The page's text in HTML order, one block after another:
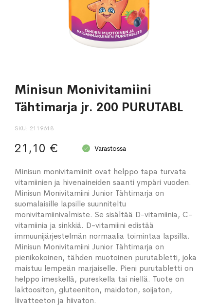
Minisun Monivitamiini
Tähtimarja jr. 200 PURUTABL
SKU 2119618
21,10 € Varastossa
Minisun monivitamiinit ovat helppo tapa turvata
vitamiinien ja hivenaineiden saanti ympäri vuoden.
Minisun Monivitamiini Junior Tähtimarja on
suomalaisille lapsille suunniteltu
monivitamiinivalmiste. Se sisältää D-vitamiinia, C-
vitamiinia ja sinkkiä. D-vitamiiini edistää
immuunijärjestelmän normaalia toimintaa lapsilla.
Minisun Monivitamiini Junior Tähtimarja on
pienikokoinen, tähden muotoinen purutabletti, joka
maistuu lempeän marjaiselle. Pieni purutabletti on
helppo imeskellä, pureskella tai niellä. Tuote on
laktoositon, gluteeniton, maidoton, soijaton,
liivatteeton ja hiivaton.